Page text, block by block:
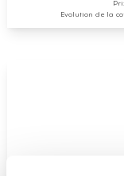
Evolution de la